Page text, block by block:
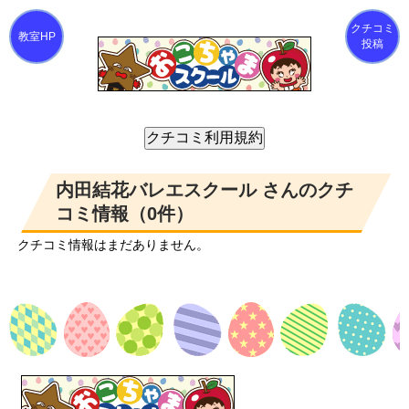
クチコミ
投稿
内田結花バレエスクール さんのクチ
コミ情報（0件）
クチコミ情報はまだありません。